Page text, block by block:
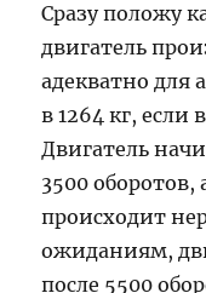
Сразу положу
двигатель
адекватно для
в 1264 кг, если
Двигатель
3500
происходит
ожиданиям,
после 5500